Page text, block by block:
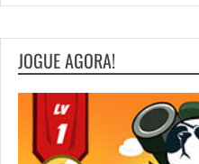
JOGUE AGORA!